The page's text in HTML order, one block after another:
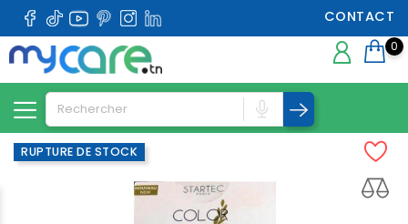
CONTACT
0
RUPTURE DE STOCK